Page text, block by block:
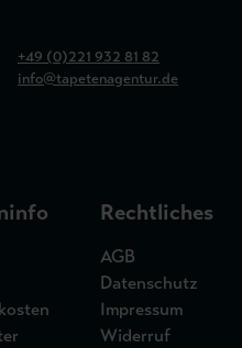
+49 (0)221 932 81 82
info@tapetenagentur.de
Rechtliches
AGB
Datenschutz
Impressum
Widerruf